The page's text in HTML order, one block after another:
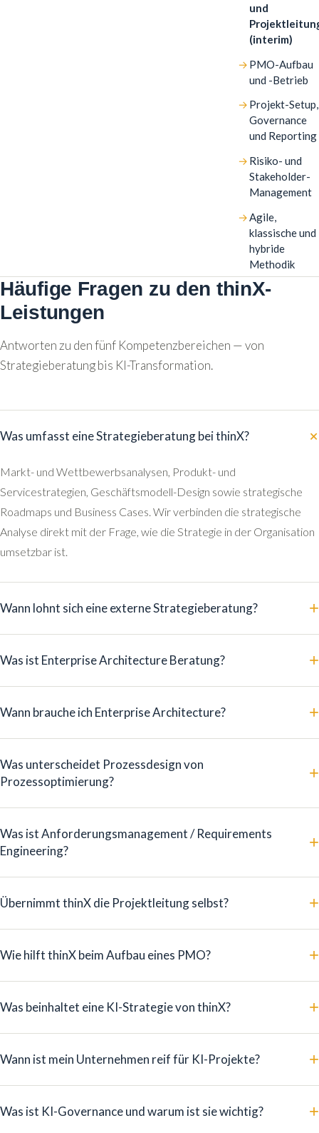
und
(interim)
PMO-Aufbau
und -Betrieb
Projekt-Setup,
Governance
und Reporting
Risiko- und
Stakeholder-
Management
Agile,
klassische und
hybride
Methodik
Häufige Fragen zu den thinX-
Leistungen
Antworten zu den fünf Kompetenzbereichen — von
Strategieberatung bis KI-Transformation.
Was umfasst eine Strategieberatung bei thinX?
Markt- und Wettbewerbsanalysen, Produkt- und
Servicestrategien, Geschäftsmodell-Design sowie strategische
Roadmaps und Business Cases. Wir verbinden die strategische
Analyse direkt mit der Frage, wie die Strategie in der Organisation
umsetzbar ist.
Wann lohnt sich eine externe Strategieberatung? +
Was ist Enterprise Architecture Beratung? +
Wann brauche ich Enterprise Architecture? +
Was unterscheidet Prozessdesign von
Prozessoptimierung?
+
Was ist Anforderungsmanagement / Requirements
Engineering?
+
Übernimmt thinX die Projektleitung selbst? +
Wie hilft thinX beim Aufbau eines PMO? +
Was beinhaltet eine KI-Strategie von thinX? +
Wann ist mein Unternehmen reif für KI-Projekte? +
Was ist KI-Governance und warum ist sie wichtig? +